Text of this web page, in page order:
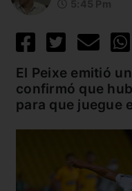
El Peixe emitió
confirmó que
para que juegue